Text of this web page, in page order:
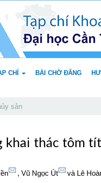
CHÍ BÀI CHỜ ĐĂNG
sản
khai thác tôm
, Vũ Ngọc Út và Lê